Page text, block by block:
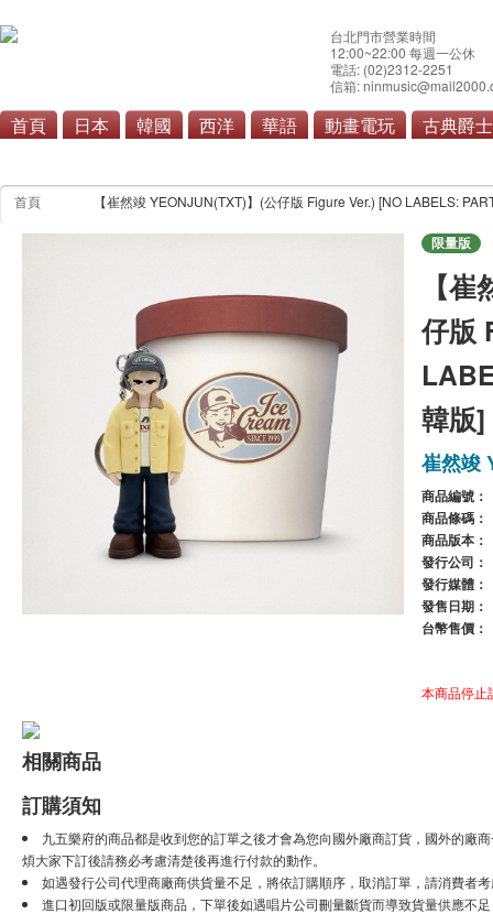
台北門市營業時間
12:00~22:00 每週一公休
電話: (02)2312-2251
信箱:
首頁 日本 韓國 西洋 華語 動畫電玩 古典爵士
首頁 【崔然竣 YEONJUN(TXT)】(公仔版 Figure Ver.) [NO LABELS:
限量版
【
仔版
韓版]
崔然竣
商品編號：
商品條碼：
商品版本：
發行公司：
發行媒體：
發售日期：
台幣售價：
本商品停止
相關商品
訂購須知
九五樂府的商品都是收到您的訂單之後才會為您向國外廠商訂貨，國外的廠
煩大家下訂後請務必考慮清楚後再進行付款的動作。
如遇發行公司代理商廠商供貨量不足，將依訂購順序，取消訂單，請消費者
進口初回版或限量版商品，下單後如遇唱片公司刪量斷貨而導致貨量供應不